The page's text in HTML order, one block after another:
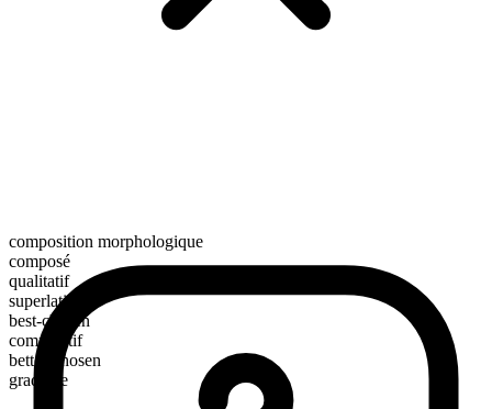
composition morphologique
composé
qualitatif
superlatif
best-chosen
comparatif
better-chosen
gradable